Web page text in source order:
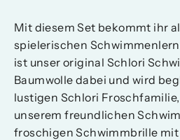
Mit diesem Set bekommt ihr
spielerischen
ist unser original Schlori
Baumwolle dabei und wird
lustigen Schlori
unserem freundlichen
froschigen Schwimmbrille mit